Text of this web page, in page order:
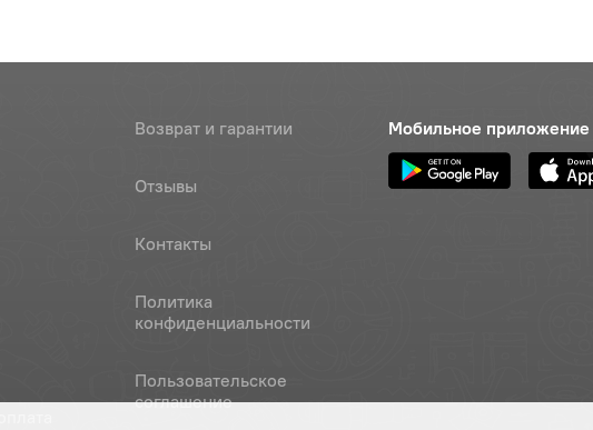
Возврат и гарантии
Отзывы
Контакты
Политика
конфиденциальности
Пользовательское
соглашение
Мобильное приложение